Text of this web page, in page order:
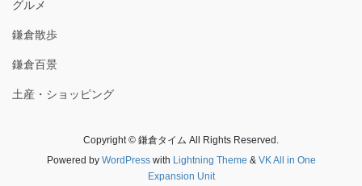
グルメ
鎌倉散歩
鎌倉百景
土産・ショッピング
Copyright © 鎌倉タイム All Rights Reserved.
Powered by WordPresswith Lightning Theme & VK All in One
Expansion Unit